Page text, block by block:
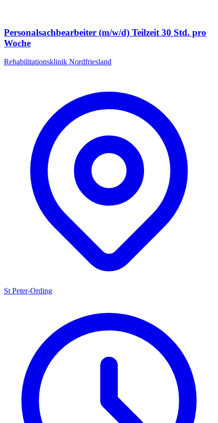
Personalsachbearbeiter (m/w/d) Teilzeit 30 Std. pro
Woche
Rehabilitationsklinik Nordfriesland
St Peter-Ording